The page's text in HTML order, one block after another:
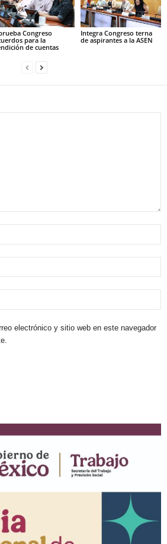
Congreso
para la
de cuentas
Integra Congreso terna
de aspirantes a la ASEN
electrónico y sitio web en este navegador